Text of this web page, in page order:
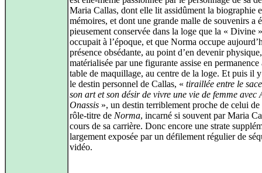
Maria Callas, dont elle lit assidûment la biographie
mémoires, et dont une grande malle de souvenirs a
pieusement conservée dans la loge que la « Divine »
occupait à l’époque, et que Norma occupe
présence obsédante, au point d’en devenir physique,
matérialisée par une figurante assise en permanence
table de maquillage, au centre de la loge. Et puis il
le destin personnel de Callas, « tiraillée entre le
son art et son désir de vivre une vie de femme avec
Onassis », un destin terriblement proche de celui de
rôle‑titre de Norma, incarné si souvent par Maria
cours de sa carrière. Donc encore une strate
largement exposée par un défilement régulier de
vidéo.